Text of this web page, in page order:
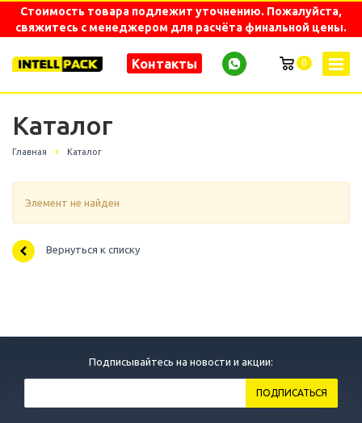
Стоимость товара подлежит уточнению. Пожалуйста,
свяжитесь с менеджером для расчёта финальной цены.
0
Контакты
Каталог
Главная Каталог
Элемент не найден
Вернуться к списку
Подписывайтесь на новости и акции: